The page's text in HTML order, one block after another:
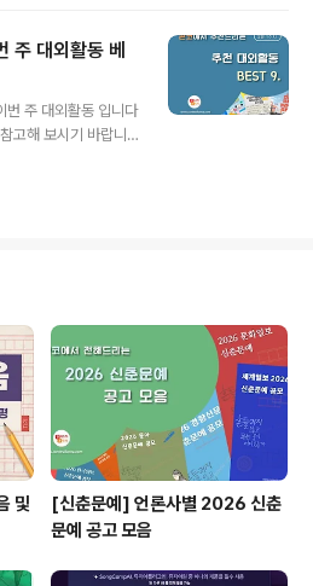
퍼레이스X토요타코
TV CHOSUN 제
인 해커톤] 딱 10일
자 모집 ✔ 기업 및
확인하시면 도움이
주 대외활동 베
번 주 대외활동 입니다
고해 보시기 바랍니
4기’ 모집 ✔ 제89
집 ✔ 2024 뷰티서포
성축제 축제 서포터
극축제 자원활동가
은 콘테스트코리아 홈
다~​ 콘테스트, 공모전,
및
[신춘문예] 언론사별 2026 신춘
문예 공고 모음